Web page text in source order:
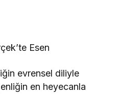
Esen
evrensel diliyle
en heyecanla